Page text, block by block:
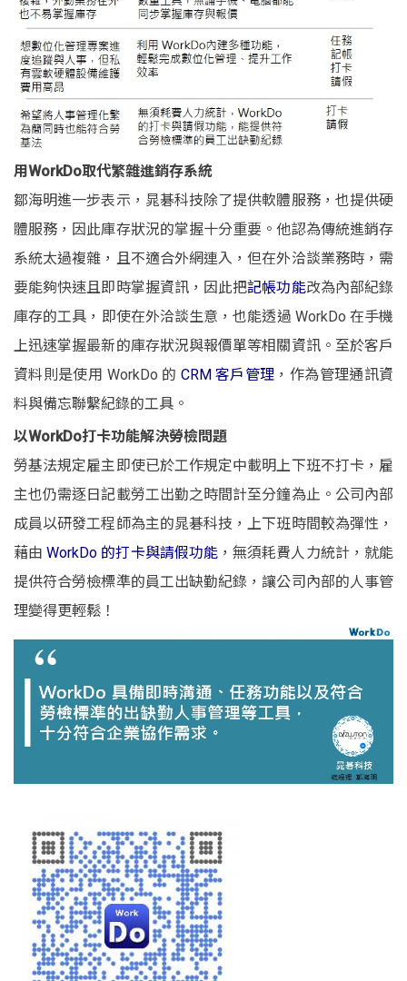
用WorkDo取代繁雜進銷存系統
鄒海明進一步表示，晁碁科技除了提供軟體服務，也提供硬
體服務，因此庫存狀況的掌握十分重要。他認為傳統進銷存
系統太過複雜，且不適合外網連入，但在外洽談業務時，需
要能夠快速且即時掌握資訊，因此把記帳功能改為內部紀錄
庫存的工具，即使在外洽談生意，也能透過 WorkDo 在手機
上迅速掌握最新的庫存狀況與報價單等相關資訊。至於客戶
資料則是使用 WorkDo 的 CRM 客戶管理 ，作為管理通訊資
料與備忘聯繫紀錄的工具。
以WorkDo打卡功能解決勞檢問題
勞基法規定雇主即使已於工作規定中載明上下班不打卡，雇
主也仍需逐日記載勞工出勤之時間計至分鐘為止。公司內部
成員以研發工程師為主的晁碁科技，上下班時間較為彈性，
藉由WorkDo 的打卡與請假功能 ，無須耗費人力統計，就能
提供符合勞檢標準的員工出缺勤紀錄，讓公司內部的人事管
理變得更輕鬆！